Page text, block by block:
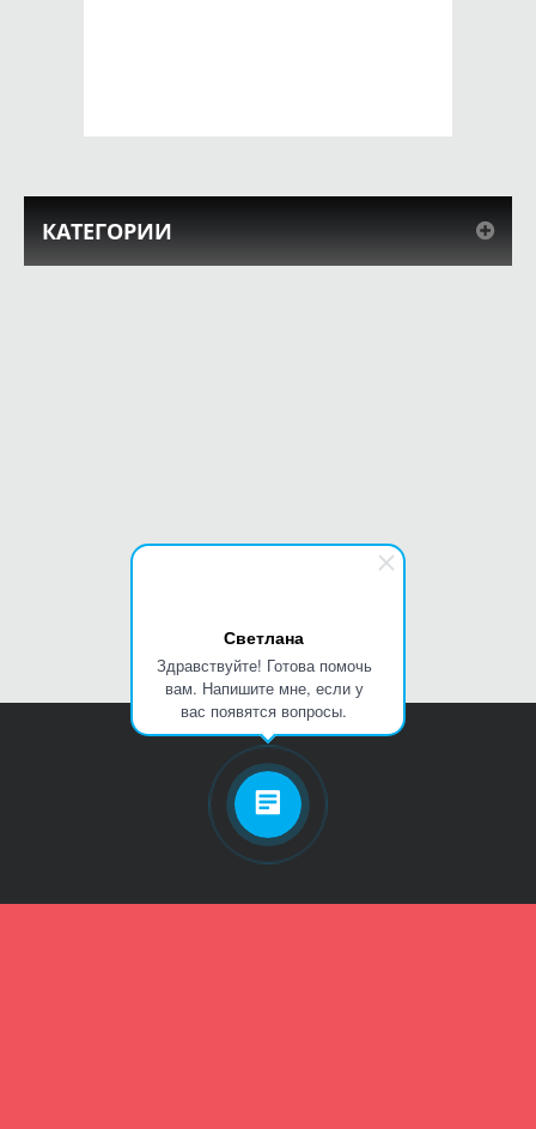
Светлана
Здравствуйте! Готова помочь
вам. Напишите мне, если у
вас появятся вопросы.
КАТЕГОРИИ